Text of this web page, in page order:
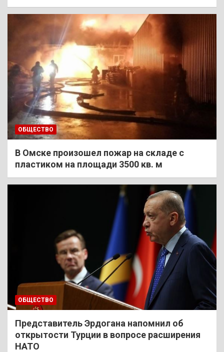
ОБЩЕСТВО
В Омске произошел пожар на складе с
пластиком на площади 3500 кв. м
ОБЩЕСТВО
Представитель Эрдогана напомнил об
открытости Турции в вопросе расширения
НАТО